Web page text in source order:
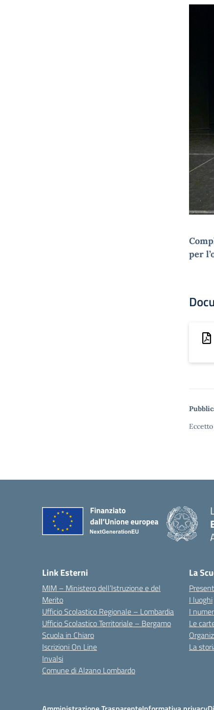
per
Link Esterni
MIM – Ministero dell’Istruzione e del
Merito
Ufficio Scolastico Regionale – Lombardia
Ufficio Scolastico Territoriale – Bergamo
Scuola in Chiaro
Iscrizioni On Line
Invalsi
Comune di Alzano Lombardo
La
I luoghi
I
Le
La